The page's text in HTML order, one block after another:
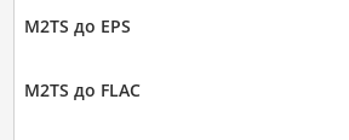
M2TS до EPS
M2TS до FLAC